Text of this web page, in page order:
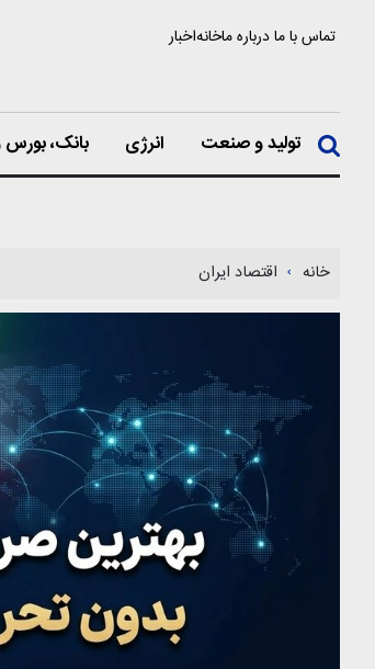
تماس با مادرباره ماخانهاخبار
تولید و صنعت انرژی بانک، بورس
خانه اقتصاد ایران